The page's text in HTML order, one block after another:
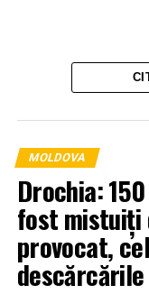
MOLDOVA
Drochia:
fost mistuiți
provocat,